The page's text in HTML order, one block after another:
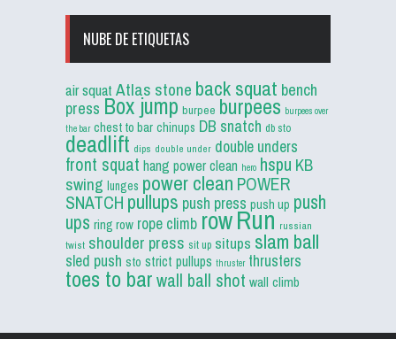
NUBE DE ETIQUETAS
air squat Atlas stone back squat bench
press Box jump burpee burpees burpees over
the bar chest to bar chinups DB snatch db sto
deadlift dips double under double unders
front squat hang power clean hero hspu KB
swing lunges power clean POWER
SNATCH pullups push press push up push
ups ring row rope climb rowRun russian
twist shoulder press sit up situps slam ball
sled push sto strict pullups thruster thrusters
toes to barwall ball shot wall climb